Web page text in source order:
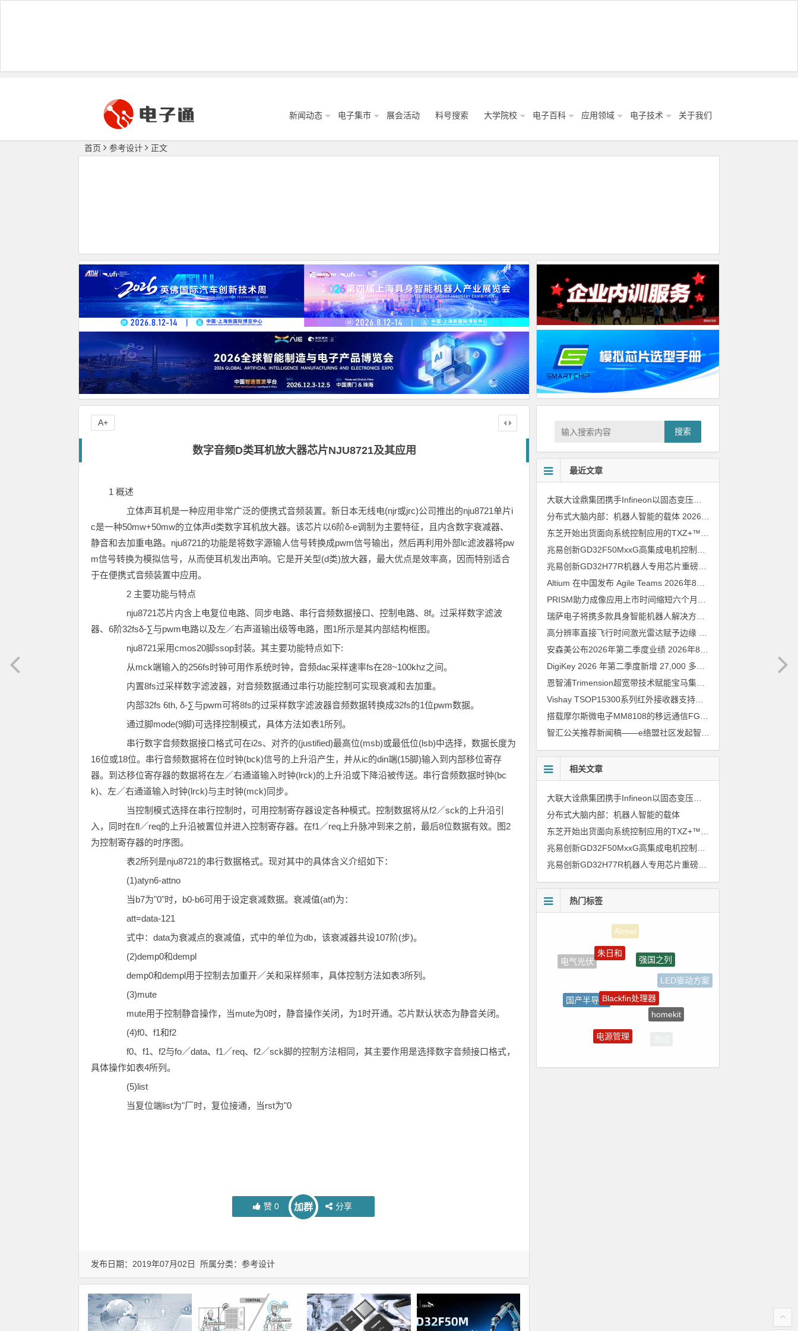
新闻动态 电子集市 展会活动 料号搜索 大学院校 电子百科 应用领域 电子技术 关于我们
首页 参考设计 正文
数字音频D类耳机放大器芯片NJU8721及其应用
1 概述
立体声耳机是一种应用非常广泛的便携式音频装置。新日本无线电(njr或jrc)公司推出的nju8721单片i
c是一种50mw+50mw的立体声d类数字耳机放大器。该芯片以6阶δ-e调制为主要特征，且内含数字衰减器、
静音和去加重电路。nju8721的功能是将数字源输人信号转换成pwm信号输出，然后再利用外部lc滤波器将pw
m信号转换为模拟信号，从而使耳机发出声响。它是开关型(d类)放大器，最大优点是效率高，因而特别适合
于在便携式音频装置中应用。
2 主要功能与特点
nju8721芯片内含上电复位电路、同步电路、串行音频数据接口、控制电路、8f。过采样数字滤波
器、6阶32fsδ-∑与pwm电路以及左／右声道输出级等电路，图1所示是其内部结构框图。
nju8721采用cmos20脚ssop封装。其主要功能特点如下:
从mck端输入的256fs时钟可用作系统时钟，音频dac采样速率fs在28~100khz之间。
内置8fs过采样数字滤波器，对音频数据通过串行功能控制可实现衰减和去加重。
内部32fs 6th, δ-∑与pwm可将8fs的过采样数字滤波器音频数据转换成32fs的1位pwm数据。
通过脚mode(9脚)可选择控制模式，具体方法如表1所列。
串行数字音频数据接口格式可在i2s、对齐的(justified)最高位(msb)或最低位(lsb)中选择，数据长度为
16位或18位。串行音频数据将在位时钟(bck)信号的上升沿产生，并从ic的din端(15脚)输入到内部移位寄存
器。到达移位寄存器的数据将在左／右通道输入时钟(lrck)的上升沿或下降沿被传送。串行音频数据时钟(bc
k)、左／右通道输入时钟(lrck)与主时钟(mck)同步。
当控制模式选择在串行控制时，可用控制寄存器设定各种模式。控制数据将从f2／sck的上升沿引
入，同时在fl／req的上升沿被置位并进入控制寄存器。在f1／req上升脉冲到来之前，最后8位数据有效。图2
为控制寄存器的时序图。
表2所列是nju8721的串行数据格式。现对其中的具体含义介绍如下：
(1)atyn6-attno
当b7为"0"时，b0-b6可用于设定衰减数据。衰减值(atf)为：
att=data-121
式中：data为衰减点的衰减值，式中的单位为db，该衰减器共设107阶(步)。
(2)demp0和dempl
demp0和dempl用于控制去加重开／关和采样频率，具体控制方法如表3所列。
(3)mute
mute用于控制静音操作，当mute为0时，静音操作关闭，为1时开通。芯片默认状态为静音关闭。
(4)f0、f1和f2
f0、f1、f2与fo／data、f1／req、f2／sck脚的控制方法相同，其主要作用是选择数字音频接口格式，
具体操作如表4所列。
(5)list
当复位端list为"厂时，复位接通，当rst为"0
赞0 加群 分享
A+
发布日期：2019年07月02日 所属分类： 参考设计
搜索
最近文章
大联大诠鼎集团携手Infineon以固态变压器重构配电效率新标杆
分布式大脑内部：机器人智能的载体 2026年8月6日
兆易创新GD32H77R机器人专用芯片重磅亮相，精准赋能伺服驱动与关节控制
Altium 在中国发布 Agile Teams 2026年8月6日
安森美公布2026年第二季度业绩 2026年8月6日
恩智浦Trimension超宽带技术赋能宝马集团Digital Key Plus及生命体存在检测功能
Vishay TSOP15300系列红外接收器支持所有主流遥控代码
相关文章
大联大诠鼎集团携手Infineon以固态变压器重构配电效率新标杆
分布式大脑内部：机器人智能的载体
兆易创新GD32H77R机器人专用芯片重磅亮相，精准赋能伺服驱动与关节控制
热门标签
电气光伏
LED驱动方案
homekit